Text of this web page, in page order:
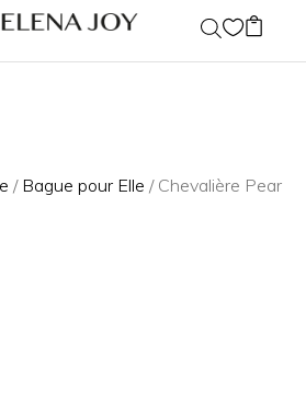
/ Bague pour Elle / Chevalière Pear